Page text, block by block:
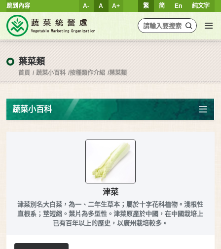
跳到內容 繁 简 En 純文字
A- A A+
葉菜類
首頁 蔬菜小百科 按種類作介紹 葉菜類
蔬菜小百科
津菜
津菜別名大白菜，為一、二年生草本；屬於十字花科植物。淺根性
直根系；莖短縮。葉片為多型性。津菜原產於中國，在中國栽培上
已有百年以上的歷史，以廣州栽培較多。